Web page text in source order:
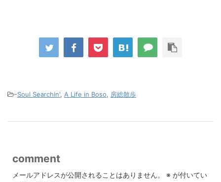
-Soul Searchin', A Life in Boso, 房総散歩
comment
メールアドレスが公開されることはありません。 ※ が付いてい